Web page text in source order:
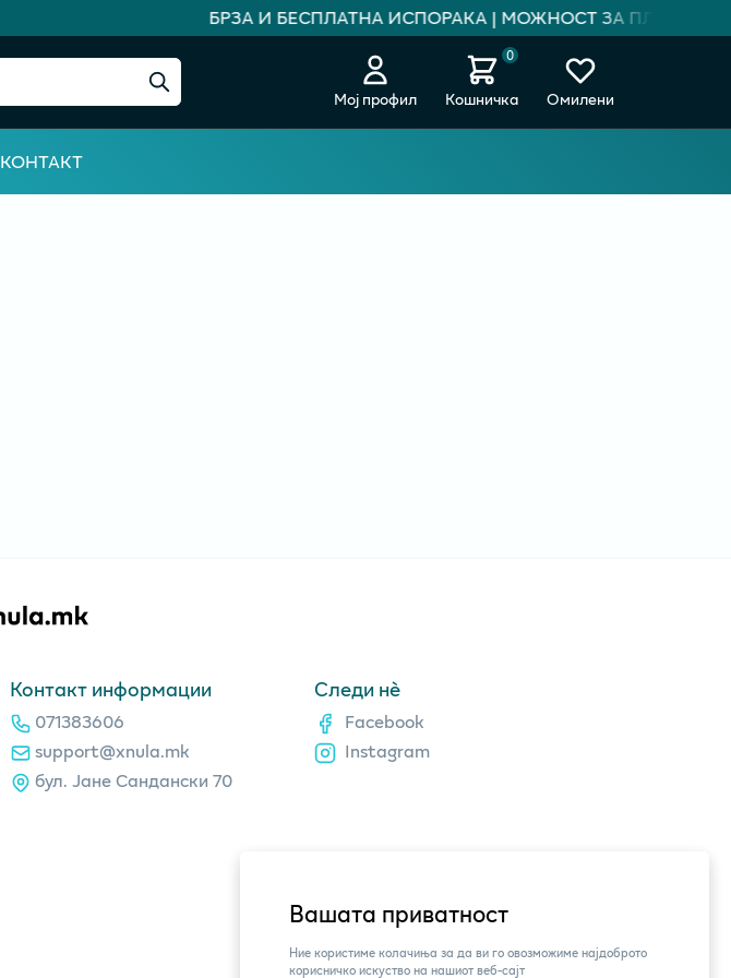
Вашата приватност
Ние користиме колачиња за да ви го овозможиме најдоброто
корисничко искуство на нашиот веб-сајт
БРЗА И БЕСПЛАТНА ИСПОРАКА | МОЖНОСТ ЗА ПЛАЌАЊЕ
Мој профил
0
Кошничка Омилени
КОНТАКТ
Контакт информации
071383606
support@xnula.mk
бул. Јане Сандански 70
Следи нè
Facebook
Instagram